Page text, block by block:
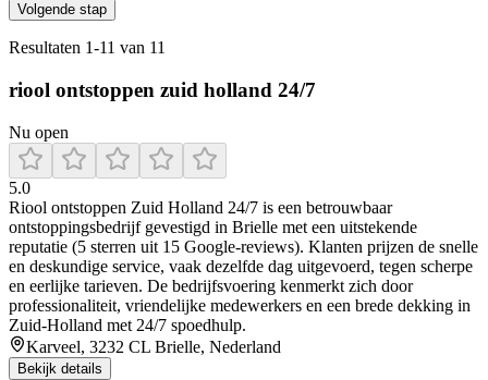
Volgende stap
Resultaten 1-11 van 11
riool ontstoppen zuid holland 24/7
Nu open
5.0
Riool ontstoppen Zuid Holland 24/7 is een betrouwbaar
ontstoppingsbedrijf gevestigd in Brielle met een uitstekende
reputatie (5 sterren uit 15 Google-reviews). Klanten prijzen de snelle
en deskundige service, vaak dezelfde dag uitgevoerd, tegen scherpe
en eerlijke tarieven. De bedrijfsvoering kenmerkt zich door
professionaliteit, vriendelijke medewerkers en een brede dekking in
Zuid-Holland met 24/7 spoedhulp.
Karveel, 3232 CL Brielle, Nederland
Bekijk details